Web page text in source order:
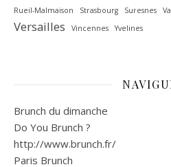
Rueil-Malmaison
Strasbourg Suresnes
Versailles Vincennes Yvelines
Brunch du dimanche
Do You Brunch ?
http://www.brunch.fr/
Paris Brunch